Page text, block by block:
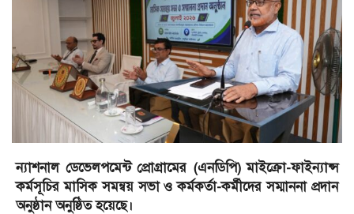
ন্যাশনাল ডেভেলপমেন্ট প্রোগ্রামের (এনডিপি) মাইক্রো-ফাইন্যান্স
কর্মসূচির মাসিক সমন্বয় সভা ও কর্মকর্তা-কর্মীদের সম্মাননা প্রদান
অনুষ্ঠান অনুষ্ঠিত হয়েছে।